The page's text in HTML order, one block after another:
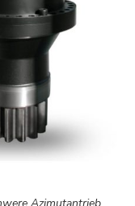
Azimutantrieb